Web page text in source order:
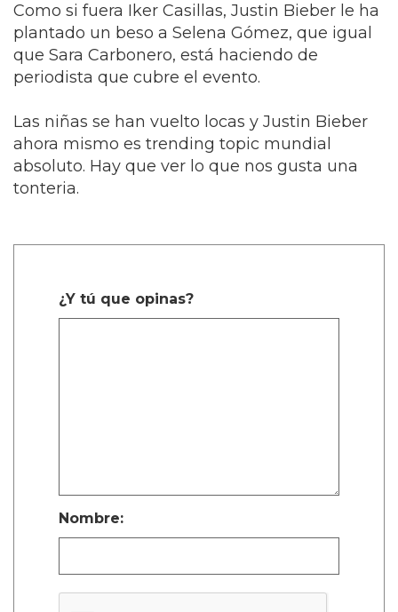
Como si fuera Iker Casillas, Justin Bieber le ha
plantado un beso a Selena Gómez, que igual
que Sara Carbonero, está haciendo de
periodista que cubre el evento.
Las niñas se han vuelto locas y Justin Bieber
ahora mismo es trending topic mundial
absoluto. Hay que ver lo que nos gusta una
tonteria.
¿Y tú que opinas?
Nombre: